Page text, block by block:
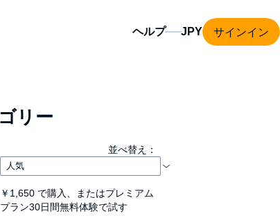
ヘルプ サインイン
リー
並べ替え：
￥1,650 で購入、またはプレミアム
プラン30日間無料体験で試す